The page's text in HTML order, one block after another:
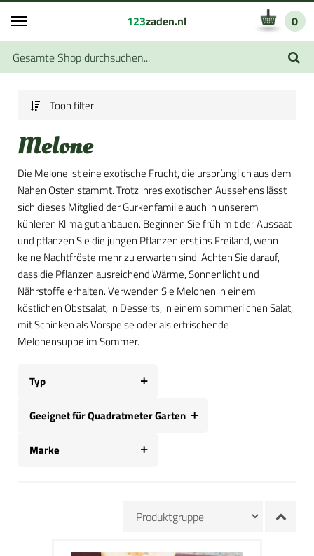
123zaden.nl 0
Toon filter
Melone
Die Melone ist eine exotische Frucht, die ursprünglich aus dem
Nahen Osten stammt. Trotz ihres exotischen Aussehens lässt
sich dieses Mitglied der Gurkenfamilie auch in unserem
kühleren Klima gut anbauen. Beginnen Sie früh mit der Aussaat
und pflanzen Sie die jungen Pflanzen erst ins Freiland, wenn
keine Nachtfröste mehr zu erwarten sind. Achten Sie darauf,
dass die Pflanzen ausreichend Wärme, Sonnenlicht und
Nährstoffe erhalten. Verwenden Sie Melonen in einem
köstlichen Obstsalat, in Desserts, in einem sommerlichen Salat,
mit Schinken als Vorspeise oder als erfrischende
Melonensuppe im Sommer.
Typ
Geeignet für Quadratmeter Garten
Marke